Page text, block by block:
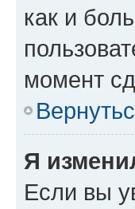
как и
момент
Я
Если вы